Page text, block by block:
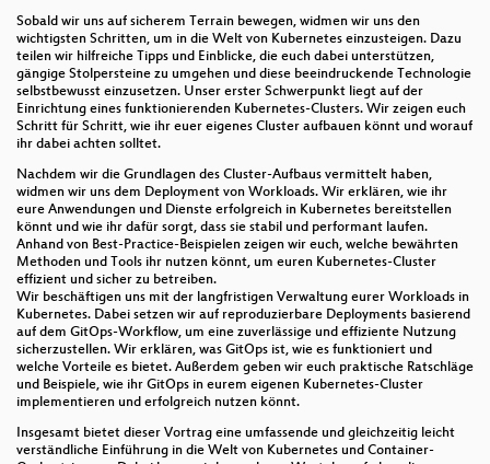
Sobald wir uns auf sicherem Terrain bewegen, widmen wir uns den
wichtigsten Schritten, um in die Welt von Kubernetes einzusteigen. Dazu
teilen wir hilfreiche Tipps und Einblicke, die euch dabei unterstützen,
gängige Stolpersteine zu umgehen und diese beeindruckende Technologie
selbstbewusst einzusetzen. Unser erster Schwerpunkt liegt auf der
Einrichtung eines funktionierenden Kubernetes-Clusters. Wir zeigen euch
Schritt für Schritt, wie ihr euer eigenes Cluster aufbauen könnt und worauf
ihr dabei achten solltet.
Nachdem wir die Grundlagen des Cluster-Aufbaus vermittelt haben,
widmen wir uns dem Deployment von Workloads. Wir erklären, wie ihr
eure Anwendungen und Dienste erfolgreich in Kubernetes bereitstellen
könnt und wie ihr dafür sorgt, dass sie stabil und performant laufen.
Anhand von Best-Practice-Beispielen zeigen wir euch, welche bewährten
Methoden und Tools ihr nutzen könnt, um euren Kubernetes-Cluster
effizient und sicher zu betreiben.
Wir beschäftigen uns mit der langfristigen Verwaltung eurer Workloads in
Kubernetes. Dabei setzen wir auf reproduzierbare Deployments basierend
auf dem GitOps-Workflow, um eine zuverlässige und effiziente Nutzung
sicherzustellen. Wir erklären, was GitOps ist, wie es funktioniert und
welche Vorteile es bietet. Außerdem geben wir euch praktische Ratschläge
und Beispiele, wie ihr GitOps in eurem eigenen Kubernetes-Cluster
implementieren und erfolgreich nutzen könnt.
Insgesamt bietet dieser Vortrag eine umfassende und gleichzeitig leicht
verständliche Einführung in die Welt von Kubernetes und Container-